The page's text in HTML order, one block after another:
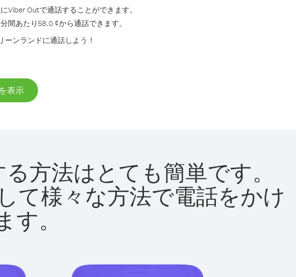
Viber Outで通話することができます。
間あたり58.0 ¢から通話できます。
ンランドに通話しよう！
表示
方法はとても簡単です。
て様々な方法で電話をかけ
。